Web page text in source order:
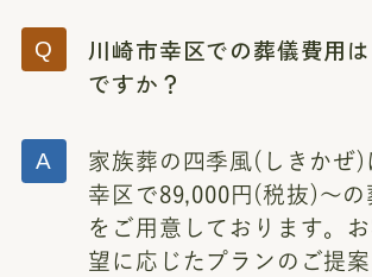
川崎市幸区での葬儀費用
ですか？
家族葬の四季風(しきかぜ)
幸区で89,000円(税抜)～の
をご用意しております。
望に応じたプランのご提